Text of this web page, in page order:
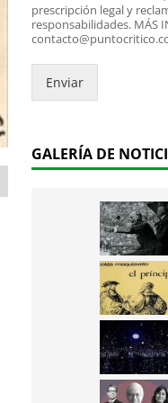
i
c
o
.
prescripción legal y
responsabilidades. MÁS
Enviar
GALERÍA DE